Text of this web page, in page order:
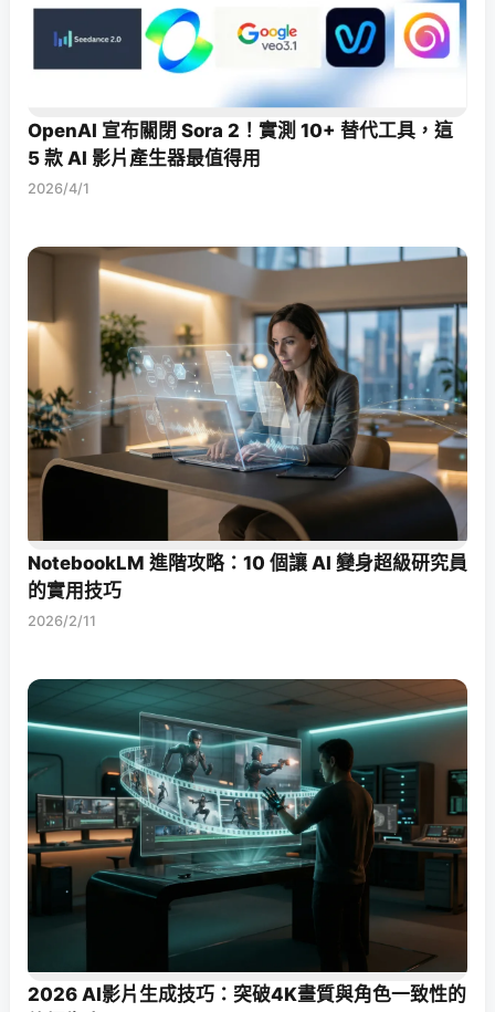
OpenAI 宣布關閉 Sora 2！實測 10+ 替代工具，這
5 款 AI 影片產生器最值得用
2026/4/1
NotebookLM 進階攻略：10 個讓 AI 變身超級研究員
的實用技巧
2026/2/11
2026 AI影片生成技巧：突破4K畫質與角色一致性的